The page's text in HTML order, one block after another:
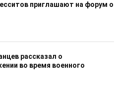
приглашают на форум о
рассказал о
во время военного